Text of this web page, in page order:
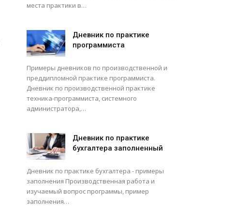
места практики в…
Дневник по практике
программиста
Примеры дневников по производственной и
преддипломной практике программиста.
Дневник по производственной практике
техника-программиста, системного
администратора,…
Дневник по практике
бухгалтера заполненный
Дневник по практике бухгалтера - примеры
заполнения Производственная работа и
изучаемый вопрос программы, пример
заполнения…